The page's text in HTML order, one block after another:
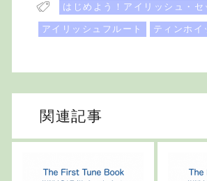
はじめよう！アイリッシュ・セ
アイリッシュフルート
ティンホイ
関連記事